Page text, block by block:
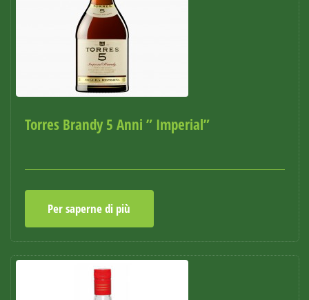
Torres Brandy 5 Anni ” Imperial”
Per saperne di più